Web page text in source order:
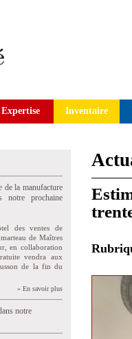
Expertise Inventaire
de la manufacture
notre prochaine
des ventes de
de Maîtres
en collaboration
vendra aux
de la fin du
» En savoir plus
notre